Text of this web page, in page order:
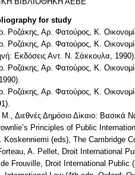
for study
Ροζάκης, Αρ. Φατούρος, Κ.
Ροζάκης, Αρ. Φατούρος, Κ.
Εκδόσεις Αντ. Ν. Σάκκουλα, 1990).
Ροζάκης, Αρ. Φατούρος, Κ.
Ροζάκης, Αρ. Φατούρος, Κ.
Μ., Διεθνές Δημόσιο Δίκαιο:
Principles of Public
Koskenniemi (eds), The Cambridge
A. Pellet, Droit International
Frouville, Droit International Public